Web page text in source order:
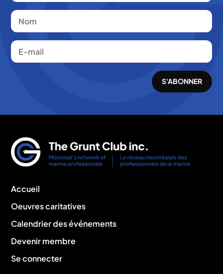
S'ABONNER
Accueil
Oeuvres caritatives
Calendrier des événements
Devenir membre
Se connecter